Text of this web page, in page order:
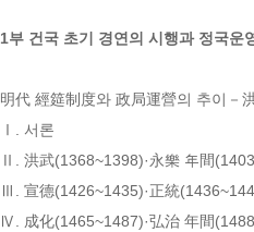
1부 건국 초기 경연의 시행과 정국운
明代 經筵制度와 政局運營의 추이－
Ⅰ. 서론
Ⅱ. 洪武(1368~1398)·永樂 年間
Ⅲ. 宣德(1426~1435)·正統
Ⅳ. 成化(1465~1487)·弘治 年間